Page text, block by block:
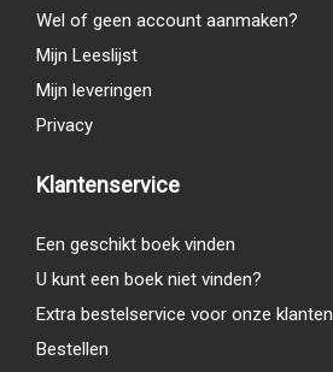
Wel of geen account aanmaken?
Mijn Leeslijst
Mijn leveringen
Privacy
Klantenservice
Een geschikt boek vinden
U kunt een boek niet vinden?
Extra bestelservice voor onze klanten
Bestellen